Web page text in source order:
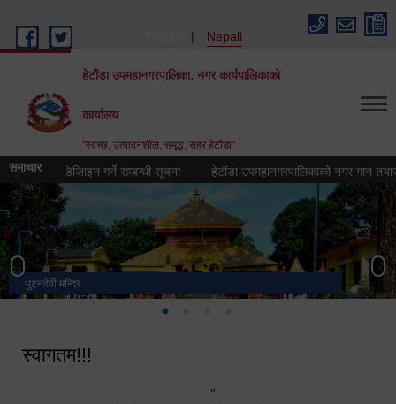
Nepali
हेटौंडा उपमहानगरपालिका, नगर कार्यपालिकाको
कार्यालय
"स्वच्छ, उत्पादनशील, समृद्ध, सहर हेटौंडा"
समाचारडिजिाइन गर्ने सम्बन्धी सूचना हेटौंडा उपमहानगरपालिकाको नगर गान तयार गर्ने
भुटनदेवी मन्दिर
स्मारक
हेटौंडा उपमहानगरपालिका नगर कार्यपालिकाको कार्यालय
मनकामना डाँडाबाट देखिएको दृश्य
स्वागतम!!!
"